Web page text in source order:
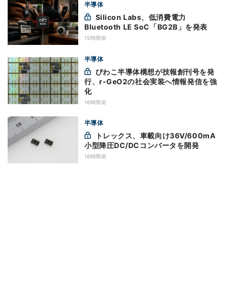
半導体
Bluetooth LE SoC「BG2B」を発表
15時間前
半導体
行、r-GeO2の社会実装へ情報発信を強
化
16時間前
半導体
小型降圧DC/DCコンバータを開発
16時間前